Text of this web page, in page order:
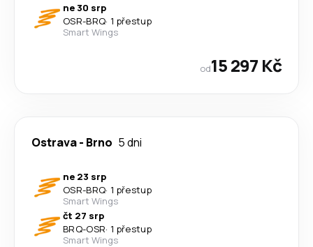
ne 30 srp
OSR-BRQ· 1 přestup
Smart Wings
od15 297 Kč
Ostrava- Brno 5 dni
ne 23 srp
OSR-BRQ· 1 přestup
Smart Wings
čt 27 srp
BRQ-OSR· 1 přestup
Smart Wings